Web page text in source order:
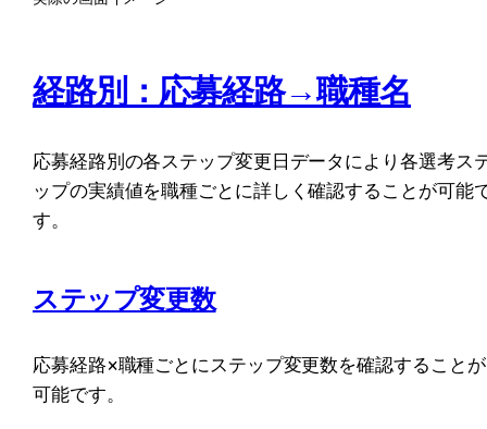
経路別：応募経路→職種名
応募経路別の各ステップ変更日データにより各選考ス
ップの実績値を職種ごとに詳しく確認することが可能
す。
ステップ変更数
応募経路×職種ごとにステップ変更数を確認することが
可能です。